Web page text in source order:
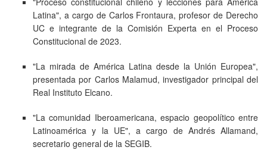
Latina", a cargo de Carlos Frontaura, profesor de Derecho
UC e integrante de la Comisión Experta en el Proceso
Constitucional de 2023.
"La mirada de América Latina desde la Unión Europea",
presentada por Carlos Malamud, investigador principal del
Real Instituto Elcano.
"La comunidad Iberoamericana, espacio geopolítico entre
Latinoamérica y la UE", a cargo de Andrés Allamand,
secretario general de la SEGIB.